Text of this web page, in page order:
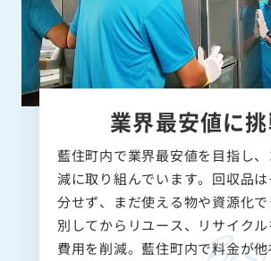
業界最安値に
藍住町内で業界最安値を目指し
減に取り組んでいます。回収品
分せず、まだ使える物や資源化
別してからリユース、リサイク
費用を削減。藍住町内で料金が